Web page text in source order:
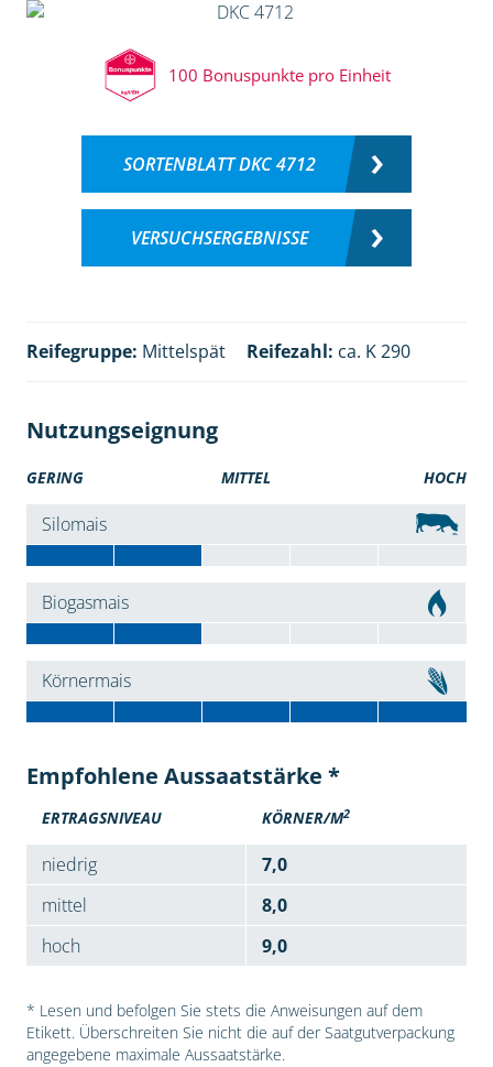
100 Bonuspunkte pro Einheit
SORTENBLATT DKC 4712
VERSUCHSERGEBNISSE
Reifegruppe: Mittelspät Reifezahl: ca. K 290
Nutzungseignung
GERING MITTEL HOCH
Silomais
Biogasmais
Körnermais
Empfohlene Aussaatstärke *
ERTRAGSNIVEAU KÖRNER/M2
niedrig
7,0
mittel
8,0
hoch
9,0
* Lesen und befolgen Sie stets die Anweisungen auf dem
Etikett. Überschreiten Sie nicht die auf der Saatgutverpackung
angegebene maximale Aussaatstärke.